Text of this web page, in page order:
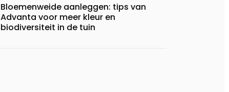
Bloemenweide aanleggen: tips van
Advanta voor meer kleur en
biodiversiteit in de tuin